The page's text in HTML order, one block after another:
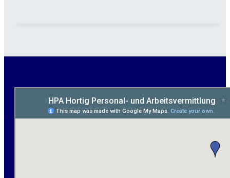
handwerklicher Allrounder (m/w/d) für Bitterfeld-
Wolfen gesucht